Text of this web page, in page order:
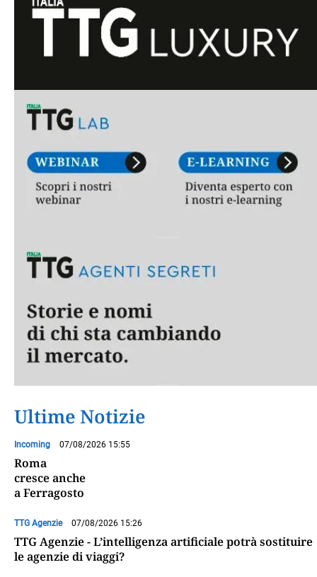
Ultime Notizie
Incoming 07/08/2026 15:55
Roma
cresce anche
a Ferragosto
TTG Agenzie 07/08/2026 15:26
TTG Agenzie - L’intelligenza artificiale potrà sostituire
le agenzie di viaggi?